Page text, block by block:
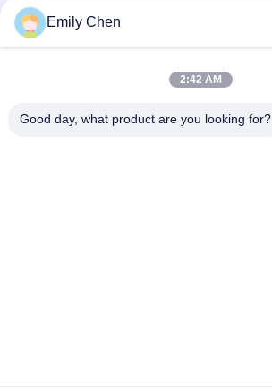
Emily Chen
2:42 AM
Good day, what product are you looking for?